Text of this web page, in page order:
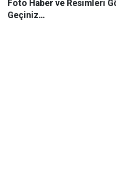
Foto Haber ve Resimleri
Geçiniz…